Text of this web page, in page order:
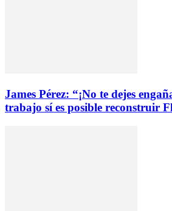
James Pérez: “¡No te dejes
trabajo sí es posible reconstruir